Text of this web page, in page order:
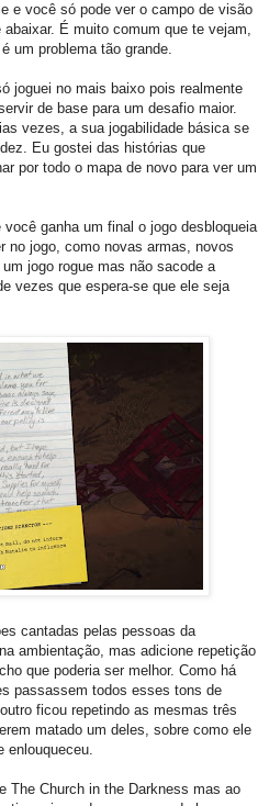
e você só pode ver o campo de visão
É muito comum que te vejam,
um problema tão grande.
joguei no mais baixo pois realmente
de base para um desafio maior.
vezes, a sua jogabilidade básica se
Eu gostei das histórias que
por todo o mapa de novo para ver um
ganha um final o jogo desbloqueia
no jogo, como novas armas, novos
jogo rogue mas não sacode a
vezes que espera-se que ele seja
cantadas pelas pessoas da
ambientação, mas adicione repetição
que poderia ser melhor. Como há
passassem todos esses tons de
ficou repetindo as mesmas três
matado um deles, sobre como ele
The Church in the Darkness mas ao